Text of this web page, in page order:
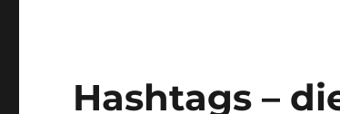
Hashtags –